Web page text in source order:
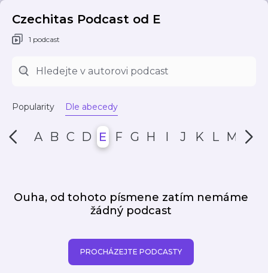
Czechitas Podcast od E
1 podcast
Popularity Dle abecedy
A B C D E F G H I J K L M N
Ouha, od tohoto písmene zatím nemáme
žádný podcast
PROCHÁZEJTE PODCASTY